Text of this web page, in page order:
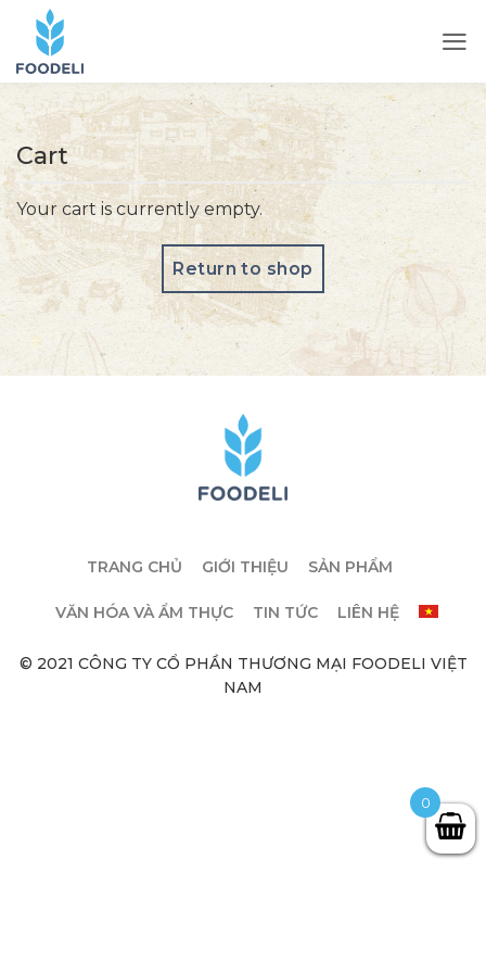
Cart
Your cart is currently empty.
Return to shop
TRANG CHỦ GIỚI THIỆU SẢN PHẨM
VĂN HÓA VÀ ẨM THỰC TIN TỨC LIÊN HỆ
© 2021 CÔNG TY CỔ PHẦN THƯƠNG MẠI FOODELI VIỆT
NAM
0